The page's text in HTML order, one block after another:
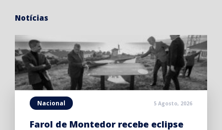
Notícias
Nacional 5 Agosto, 2026
Farol de Montedor recebe eclipse